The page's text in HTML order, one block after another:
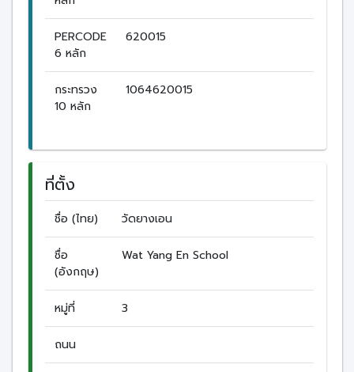
PERCODE
6 หลัก
620015
กระทรวง
10 หลัก
1064620015
ที่ตั้ง
ชื่อ (ไทย) วัดยางเอน
ชื่อ
(อังกฤษ)
Wat Yang En School
หมู่ที่ 3
ถนน